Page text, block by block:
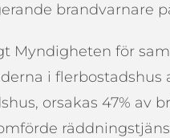
brandvarnare
Myndigheten för
i flerbostadshus
orsakas 47% av